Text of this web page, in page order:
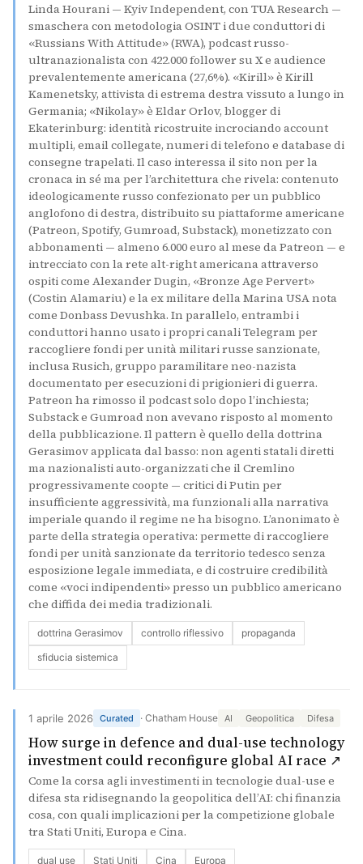
Linda Hourani — Kyiv Independent, con TUA Research —
smaschera con metodologia OSINT i due conduttori di
«Russians With Attitude» (RWA), podcast russo-
ultranazionalista con 422.000 follower su X e audience
prevalentemente americana (27,6%). «Kirill» è Kirill
Kamenetsky, attivista di estrema destra vissuto a lungo in
Germania; «Nikolay» è Eldar Orlov, blogger di
Ekaterinburg: identità ricostruite incrociando account
multipli, email collegate, numeri di telefono e database di
consegne trapelati. Il caso interessa il sito non per la
cronaca in sé ma per l’architettura che rivela: contenuto
ideologicamente russo confezionato per un pubblico
anglofono di destra, distribuito su piattaforme americane
(Patreon, Spotify, Gumroad, Substack), monetizzato con
abbonamenti — almeno 6.000 euro al mese da Patreon — e
intrecciato con la rete alt-right americana attraverso
ospiti come Alexander Dugin, «Bronze Age Pervert»
(Costin Alamariu) e la ex militare della Marina USA nota
come Donbass Devushka. In parallelo, entrambi i
conduttori hanno usato i propri canali Telegram per
raccogliere fondi per unità militari russe sanzionate,
inclusa Rusich, gruppo paramilitare neo-nazista
documentato per esecuzioni di prigionieri di guerra.
Patreon ha rimosso il podcast solo dopo l’inchiesta;
Substack e Gumroad non avevano risposto al momento
della pubblicazione. Il pattern è quello della dottrina
Gerasimov applicata dal basso: non agenti statali diretti
ma nazionalisti auto-organizzati che il Cremlino
progressivamente coopte — critici di Putin per
insufficiente aggressività, ma funzionali alla narrativa
imperiale quando il regime ne ha bisogno. L’anonimato è
parte della strategia operativa: permette di raccogliere
fondi per unità sanzionate da territorio tedesco senza
esposizione legale immediata, e di costruire credibilità
come «voci indipendenti» presso un pubblico americano
che diffida dei media tradizionali.
dottrina Gerasimov controllo riflessivo
propaganda
sfiducia sistemica
1 aprile 2026 Curated · Chatham House AI Geopolitica Difesa
How surge in defence and dual-use technology
investment could reconfigure global AI race ↗
Come la corsa agli investimenti in tecnologie dual-use e
difesa sta ridisegnando la geopolitica dell’AI: chi finanzia
cosa, con quali implicazioni per la competizione globale
tra Stati Uniti, Europa e Cina.
dual use Stati Uniti Cina Europa